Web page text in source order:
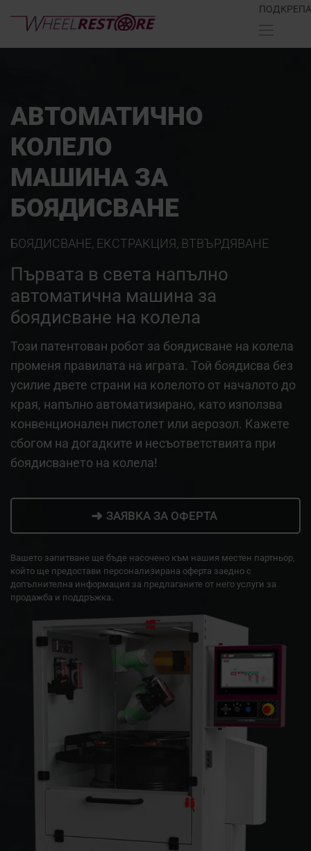
ПОДКРЕПА
АВТОМАТИЧНО
КОЛЕЛО
МАШИНА ЗА
БОЯДИСВАНЕ
БОЯДИСВАНЕ, ЕКСТРАКЦИЯ, ВТВЪРДЯВАНЕ
Първата в света напълно
автоматична машина за
боядисване на колела
Този патентован робот за боядисване на колела
променя правилата на играта. Той боядисва без
усилие двете страни на колелото от началото до
края, напълно автоматизирано, като използва
конвенционален пистолет или аерозол. Кажете
сбогом на догадките и несъответствията при
боядисването на колела!
➜ ЗАЯВКА ЗА ОФЕРТА
Вашето запитване ще бъде насочено към нашия местен партньор,
който ще предостави персонализирана оферта заедно с
допълнителна информация за предлаганите от него услуги за
продажба и поддръжка.